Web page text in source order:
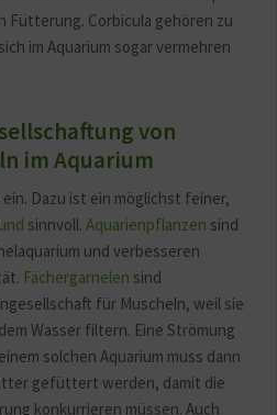
Fütterung. Corbicula gehören zu
im Aquarium sogar vermehren
von
im Aquarium
Dazu ist ein möglichst feiner,
sinnvoll. Aquarienpflanzen sind
und verbesseren
Fächergarnelen sind
für Muscheln, weil sie
Wasser filtern. Eine Strömung
solchen Aquarium muss dann
gefüttert werden, damit die
konkurrieren müssen. Auch